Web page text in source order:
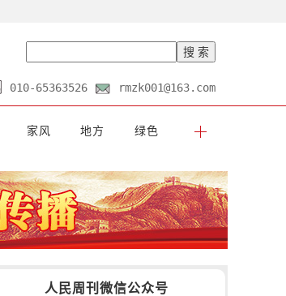
010-65363526 rmzk001@163.com
家风 地方 绿色
人民周刊微信公众号